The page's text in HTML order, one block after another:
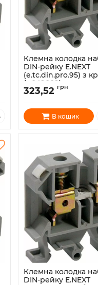
Клемна колодка
DIN-рейку E.NEXT
(e.tc.din.pro.95) з
(p049009)
Артикул: p049009
323,52 грн
В кошик
Клемна колодка
DIN-рейку E.NEXT